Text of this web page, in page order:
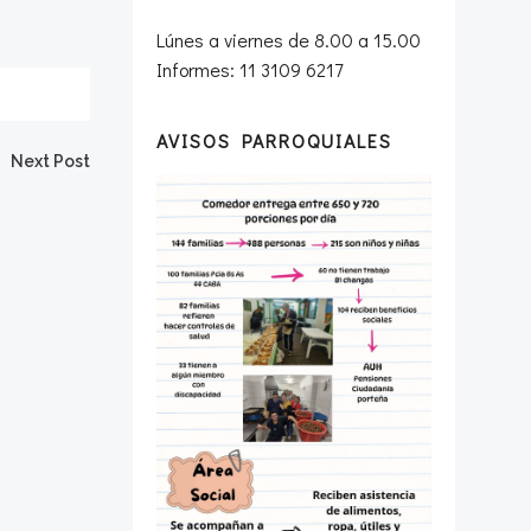
Next Post
Lúnes a viernes de 8.00 a 15.00
Informes: 11 3109 6217
AVISOS PARROQUIALES